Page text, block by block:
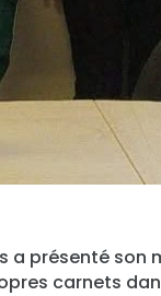
a présenté
carnets